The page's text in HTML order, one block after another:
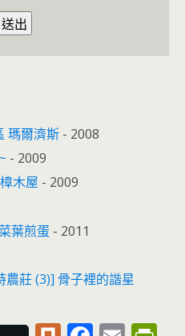
y
瑪爾濟斯 - 2008
- 2009
木屋 - 2009
葉煎蛋 - 2011
莊 (3)] 骨子裡的諧星